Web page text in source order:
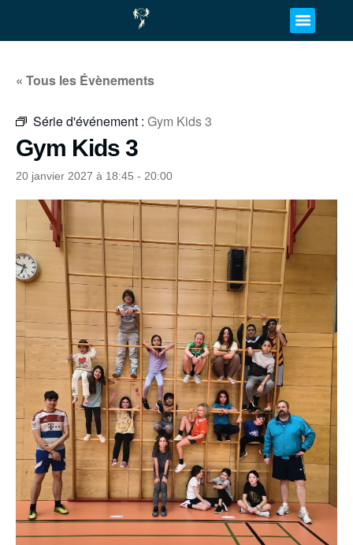
« Tous les Évènements
Série d'événement : Gym Kids 3
Gym Kids 3
20 janvier 2027 à 18:45 - 20:00